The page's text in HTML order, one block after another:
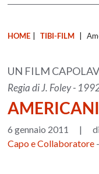
HOME TIBI-FILM
UN FILM
Regia di J. Foley -
AMERICANI
6 gennaio 2011 |
Capo e Collaboratore